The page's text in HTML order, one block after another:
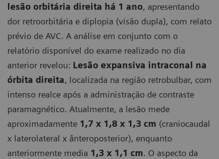
lesão orbitária direita há 1 ano, apresentando
dor retroorbitária e diplopia (visão dupla), com relato
prévio de AVC. A análise em conjunto com o
relatório disponível do exame realizado no dia
anterior revelou: Lesão expansiva intraconal na
órbita direita, localizada na região retrobulbar, com
intenso realce após a administração de contraste
paramagnético. Atualmente, a lesão mede
aproximadamente 1,7 x 1,8 x 1,3 cm (craniocaudal
x laterolateral x ânteroposterior), enquanto
anteriormente media 1,3 x 1,1 cm. O aspecto da